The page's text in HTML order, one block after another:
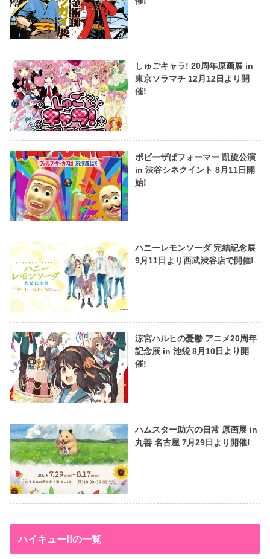
しゅごキャラ! 20周年原画展 in
東京ソラマチ 12月12日より開
催!
ポピーザぱフォーマー 凱旋公演
in 渋谷シネクイント 8月11日開
始!
ハニーレモンソーダ 完結記念展
9月11日より西武渋谷店で開催!
涼宮ハルヒの憂鬱 アニメ20周年
記念展 in 池袋 8月10日より開
催!
ハムスター助六の日常 原画展 in
丸善 名古屋 7月29日より開催!
ハイキュー!!の一覧